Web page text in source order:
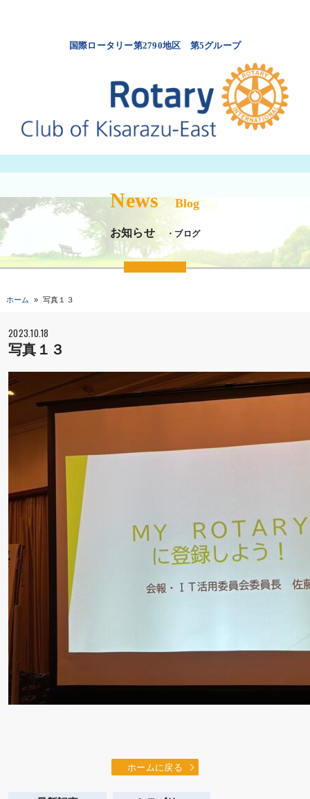
国際ロータリー第2790地区 第5グループ
News Blog
お知らせ ・ブログ
ホーム » 写真１３
2023.10.18
写真１３
ホームに戻る